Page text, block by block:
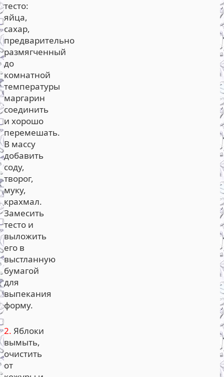
тесто:
яйца,
сахар,
предварительно
размягченный
до
комнатной
температуры
маргарин
соединить
и хорошо
перемешать.
В массу
добавить
соду,
творог,
муку,
крахмал.
Замесить
тесто и
выложить
его в
выстланную
бумагой
для
выпекания
форму.
2. Яблоки
вымыть,
очистить
от